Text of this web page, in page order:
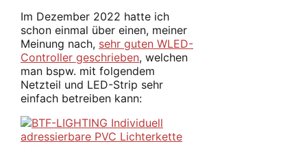
Im Dezember 2022 hatte ich
schon einmal über einen, meiner
Meinung nach, sehr guten WLED-
Controller geschrieben, welchen
man bspw. mit folgendem
Netzteil und LED-Strip sehr
einfach betreiben kann: